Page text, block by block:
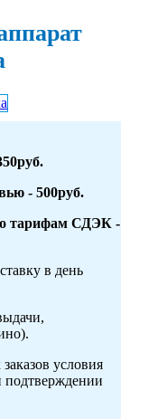
- 500руб.
тарифам СДЭК -
в день
условия
подтверждении